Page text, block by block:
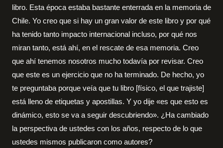
libro. Esta época estaba bastante enterrada en la memoria de
Chile. Yo creo que si hay un gran valor de este libro y por qué
ha tenido tanto impacto internacional incluso, por qué nos
miran tanto, está ahí, en el rescate de esa memoria. Creo
que ahí tenemos nosotros mucho todavía por revisar. Creo
que este es un ejercicio que no ha terminado. De hecho, yo
te preguntaba porque veía que tu libro [físico, el que trajiste]
está lleno de etiquetas y apostillas. Y yo dije «es que esto es
dinámico, esto se va a seguir descubriendo». ¿Ha cambiado
la perspectiva de ustedes con los años, respecto de lo que
ustedes mismos publicaron como autores?